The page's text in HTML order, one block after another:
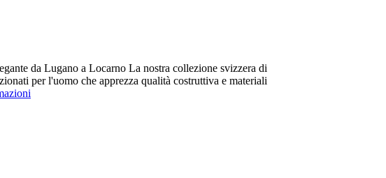
da Lugano a Locarno La nostra collezione svizzera di
per l'uomo che apprezza qualità costruttiva e materiali